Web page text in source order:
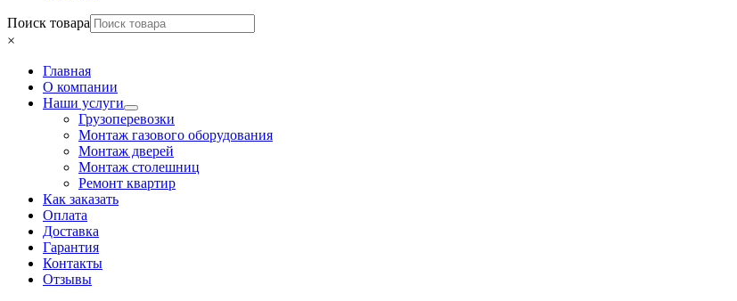
Поиск товара
×
Главная
О компании
Наши услуги
Грузоперевозки
Монтаж газового оборудования
Монтаж дверей
Монтаж столешниц
Ремонт квартир
Как заказать
Оплата
Доставка
Гарантия
Контакты
Отзывы